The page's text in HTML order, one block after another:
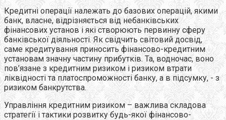
Кредитні операції належать до базових операцій, якими
банк, власне, відрізняється від небанківських
фінансових установ і які створюють первинну сферу
банківської діяльності. Як свідчить світовий досвід,
саме кредитування приносить фінансово-кредитним
установам значну частину прибутків. Та, водночас, воно
пов’язане з кредитним ризиком і ризиком втрати
ліквідності та платоспроможності банку, а в підсумку, - з
ризиком банкрутства.
Управління кредитним ризиком – важлива складова
стратегії і тактики розвитку будь-якої фінансово-